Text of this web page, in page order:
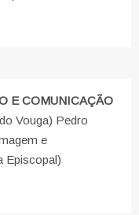
E COMUNICAÇÃO
Vouga) Pedro
e
Episcopal)